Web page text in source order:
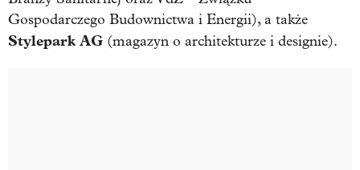
Gospodarczego Budownictwa i Energii), a także
Stylepark AG (magazyn o architekturze i designie).